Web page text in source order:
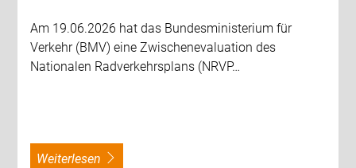
Am 19.06.2026 hat das Bundesministerium für
Verkehr (BMV) eine Zwischenevaluation des
Nationalen Radverkehrsplans (NRVP…
weiterlesen